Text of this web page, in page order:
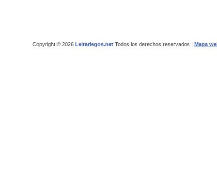
Copyright © 2026 Leitariegos.netTodos los derechos reservados | Mapa